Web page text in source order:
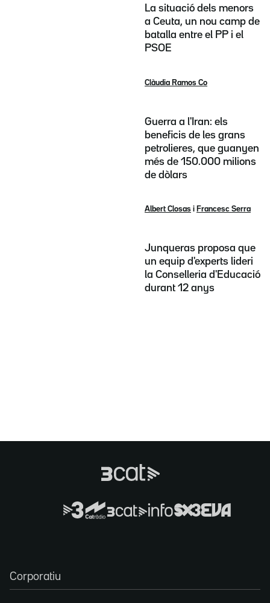
La situació dels menors
a Ceuta, un nou camp de
batalla entre el PP i el
PSOE
Clàudia Ramos Co
Guerra a l'Iran: els
beneficis de les grans
petrolieres, que guanyen
més de 150.000 milions
de dòlars
Albert Closas i Francesc Serra
Junqueras proposa que
un equip d'experts lideri
la Conselleria d'Educació
durant 12 anys
Corporatiu